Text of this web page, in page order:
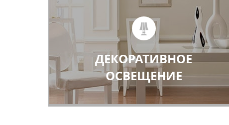
ДЕКОРАТИВНОЕ
ОСВЕЩЕНИЕ